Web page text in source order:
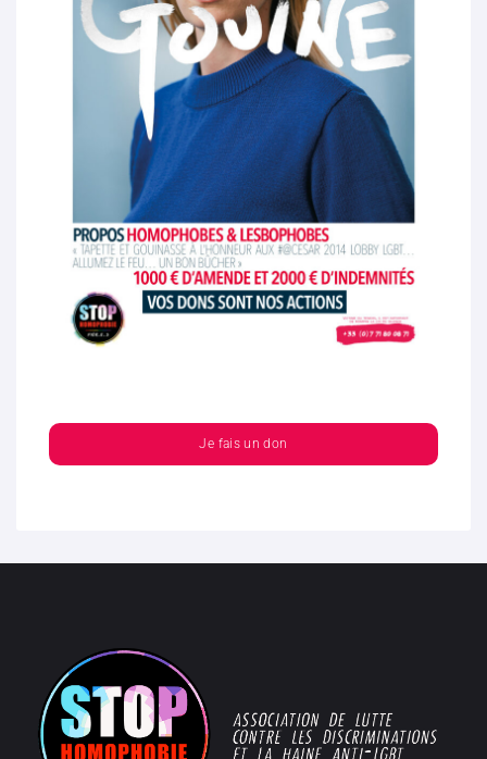
Je fais un don